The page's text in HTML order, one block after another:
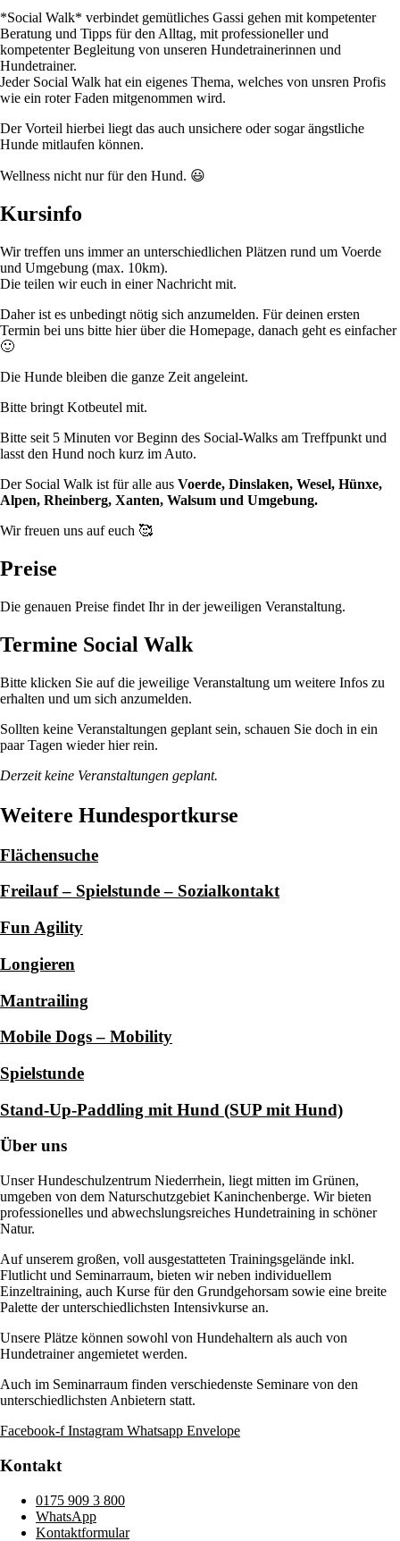
*Social Walk* verbindet gemütliches Gassi gehen mit kompetenter
Beratung und Tipps für den Alltag, mit professioneller und
kompetenter Begleitung von unseren Hundetrainerinnen und
Hundetrainer.
Jeder Social Walk hat ein eigenes Thema, welches von unsren Profis
wie ein roter Faden mitgenommen wird.
Der Vorteil hierbei liegt das auch unsichere oder sogar ängstliche
Hunde mitlaufen können.
Wellness nicht nur für den Hund. 😃
Kursinfo
Wir treffen uns immer an unterschiedlichen Plätzen rund um Voerde
und Umgebung (max. 10km).
Die teilen wir euch in einer Nachricht mit.
Daher ist es unbedingt nötig sich anzumelden. Für deinen ersten
Termin bei uns bitte hier über die Homepage, danach geht es einfacher
🙂
Die Hunde bleiben die ganze Zeit angeleint.
Bitte bringt Kotbeutel mit.
Bitte seit 5 Minuten vor Beginn des Social-Walks am Treffpunkt und
lasst den Hund noch kurz im Auto.
Der Social Walk ist für alle aus Voerde, Dinslaken, Wesel, Hünxe,
Alpen, Rheinberg, Xanten, Walsum und Umgebung.
Wir freuen uns auf euch 🥰
Preise
Die genauen Preise findet Ihr in der jeweiligen Veranstaltung.
Termine Social Walk
Bitte klicken Sie auf die jeweilige Veranstaltung um weitere Infos zu
erhalten und um sich anzumelden.
Sollten keine Veranstaltungen geplant sein, schauen Sie doch in ein
paar Tagen wieder hier rein.
Derzeit keine Veranstaltungen geplant.
Weitere Hundesportkurse
Flächensuche
Freilauf – Spielstunde – Sozialkontakt
Fun Agility
Longieren
Mantrailing
Mobile Dogs – Mobility
Spielstunde
Stand-Up-Paddling mit Hund (SUP mit Hund)
Über uns
Unser Hundeschulzentrum Niederrhein, liegt mitten im Grünen,
umgeben von dem Naturschutzgebiet Kaninchenberge. Wir bieten
professionelles und abwechslungsreiches Hundetraining in schöner
Natur.
Auf unserem großen, voll ausgestatteten Trainingsgelände inkl.
Flutlicht und Seminarraum, bieten wir neben individuellem
Einzeltraining, auch Kurse für den Grundgehorsam sowie eine breite
Palette der unterschiedlichsten Intensivkurse an.
Unsere Plätze können sowohl von Hundehaltern als auch von
Hundetrainer angemietet werden.
Auch im Seminarraum finden verschiedenste Seminare von den
unterschiedlichsten Anbietern statt.
Facebook-f Instagram Whatsapp Envelope
Kontakt
0175 909 3 800
WhatsApp
Kontaktformular